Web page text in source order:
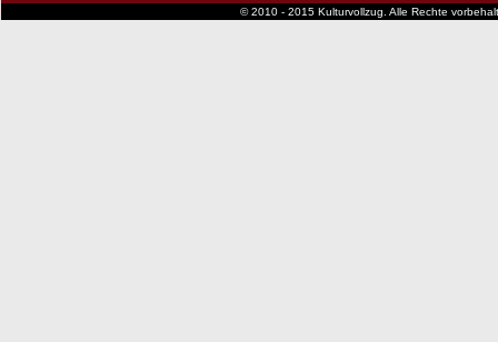
© 2010 - 2015 Kulturvollzug. Alle Rechte